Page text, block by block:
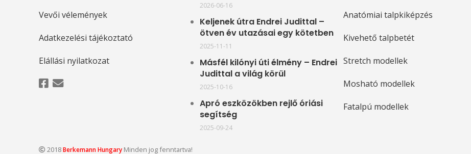
Vevői vélemények
Adatkezelési tájékoztató
Elállási nyilatkozat
2026-06-16
Keljenek útra Endrei Judittal –
ötven év utazásai egy kötetben
2025-11-11
Másfél kilónyi úti élmény – Endrei
Judittal a világ körül
2025-10-16
Apró eszközökben rejlő óriási
segítség
2025-09-24
Anatómiai talpkiképzés
Kivehető talpbetét
Stretch modellek
Mosható modellek
Fatalpú modellek
2018Berkemann Hungary Minden jog fenntartva!